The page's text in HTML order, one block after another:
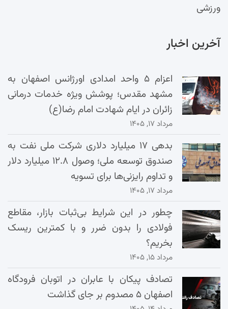
ورزشی
آخرین اخبار
اعزام ۵ واحد امدادی اورژانس اصفهان به
مشهد مقدس؛ پوشش ویژه خدمات درمانی
زائران در ایام شهادت امام رضا(ع)
مرداد ۱۷, ۱۴۰۵
بدهی ۱۷ میلیارد دلاری شرکت ملی نفت به
صندوق توسعه ملی؛ وصول ۱۲.۸ میلیارد دلار
و تداوم رایزنی‌ها برای تسویه
مرداد ۱۷, ۱۴۰۵
چطور در این شرایط بی‌ثبات بازار، مقاطع
فولادی را بدون ضرر و با کمترین ریسک
بخریم؟
مرداد ۱۵, ۱۴۰۵
تصادف پیکان با عابران در اتوبان فرودگاه
اصفهان ۵ مصدوم بر جای گذاشت